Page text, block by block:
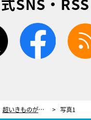
twitter facebook
超いきものがかりフェス、JUJU＆ゆずの出演が決定！第2弾アーティスト解禁 写真1